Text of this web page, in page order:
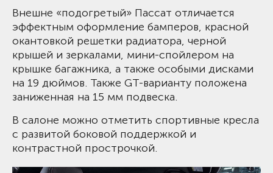
Внешне «подогретый» Пассат отличается
эффектным оформление бамперов, красной
окантовкой решетки радиатора, черной
крышей и зеркалами, мини-спойлером на
крышке багажника, а также особыми дисками
на 19 дюймов. Также GT-варианту положена
заниженная на 15 мм подвеска.
В салоне можно отметить спортивные кресла
с развитой боковой поддержкой и
контрастной прострочкой.